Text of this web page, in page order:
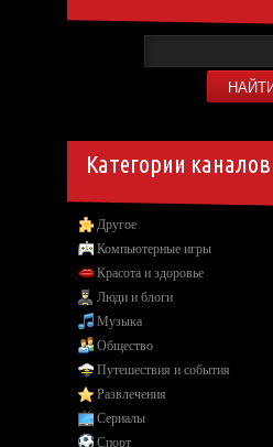
Категории каналов
Другое
Компьютерные игры
Красота и здоровье
Люди и блоги
Музыка
Общество
Путешествия и события
Развлечения
Сериалы
Спорт